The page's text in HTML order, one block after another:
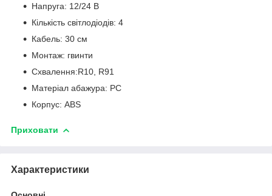
Напруга: 12/24 В
Кількість світлодіодів: 4
Кабель: 30 см
Монтаж: гвинти
Схвалення:R10, R91
Матеріал абажура: PC
Корпус: ABS
Приховати
Характеристики